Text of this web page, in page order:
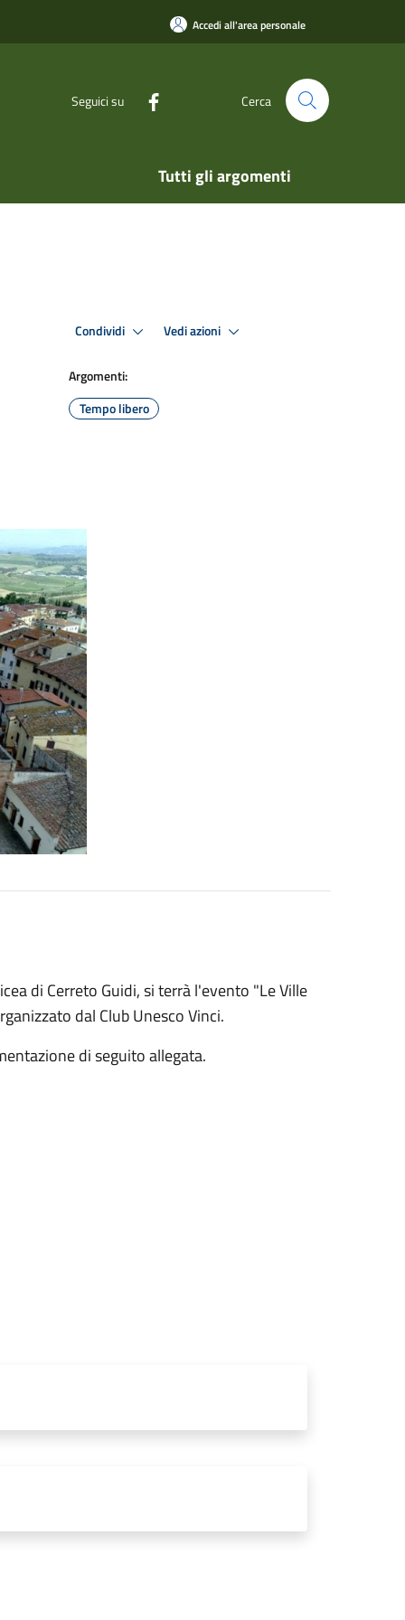
Accedi all'area personale
Seguici su Cerca
Tutti gli argomenti
Condividi Vedi azioni
Argomenti:
Tempo libero
di Cerreto Guidi, si terrà l'evento "Le Ville
dal Club Unesco Vinci.
di seguito allegata.